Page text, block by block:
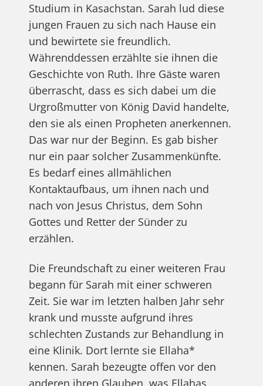
Studium in Kasachstan. Sarah lud diese
jungen Frauen zu sich nach Hause ein
und bewirtete sie freundlich.
Währenddessen erzählte sie ihnen die
Geschichte von Ruth. Ihre Gäste waren
überrascht, dass es sich dabei um die
Urgroßmutter von König David handelte,
den sie als einen Propheten anerkennen.
Das war nur der Beginn. Es gab bisher
nur ein paar solcher Zusammenkünfte.
Es bedarf eines allmählichen
Kontaktaufbaus, um ihnen nach und
nach von Jesus Christus, dem Sohn
Gottes und Retter der Sünder zu
erzählen.
Die Freundschaft zu einer weiteren Frau
begann für Sarah mit einer schweren
Zeit. Sie war im letzten halben Jahr sehr
krank und musste aufgrund ihres
schlechten Zustands zur Behandlung in
eine Klinik. Dort lernte sie Ellaha*
kennen. Sarah bezeugte offen vor den
anderen ihren Glauben, was Ellahas